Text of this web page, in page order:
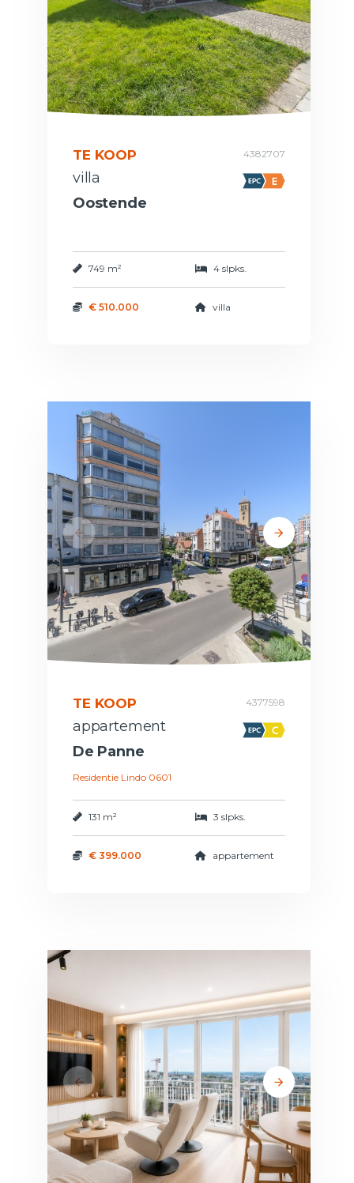
TE KOOP 4382707
villa
Oostende
749 m² 4 slpks.
€ 510.000 villa
TE KOOP 4377598
appartement
De Panne
Residentie Lindo 0601
131 m² 3 slpks.
€ 399.000 appartement